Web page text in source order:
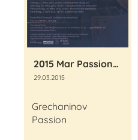
2015 Mar Passionswoche
29.03.2015
Grechaninov
Passion